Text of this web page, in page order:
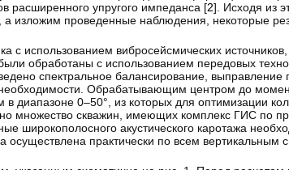
расширенного упругого импеданса [2]. Исходя из
а изложим проведенные наблюдения, некоторые
использованием вибросейсмических
обработаны с использованием передовых
спектральное балансирование,
Обрабатывающим центром до
диапазоне 0–50°, из которых для оптимизации
множество скважин, имеющих комплекс ГИС по
широкополосного акустического каротажа
осуществлена практически по всем